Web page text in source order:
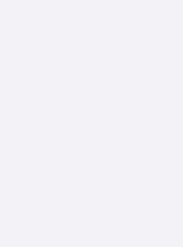
de luxe